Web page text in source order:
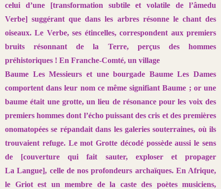
celui d’une [transformation subtile et volatile de l’âmedu
Verbe] suggérant que dans les arbres résonne le chant des
oiseaux. Le Verbe, ses étincelles, correspondent aux premiers
bruits résonnant de la Terre, perçus des hommes
préhistoriques ! En Franche-Comté, un village
Baume Les Messieurs et une bourgade Baume Les Dames
comportentdans leur nom ce même signifiant Baume ; or une
baume était une grotte,un lieu de résonance pour les voix des
premiers hommes dont l’écho puissant des cris et des premières
onomatopées se répandait dans les galeries souterraines, où ils
trouvaient refuge. Le mot Grotte décodé possèdeaussi le sens
de [couverture qui fait sauter, exploser et propager
LaLangue], celle de nos profondeurs archaïques. En Afrique,
le Griot est un membre de la caste des poètes musiciens,